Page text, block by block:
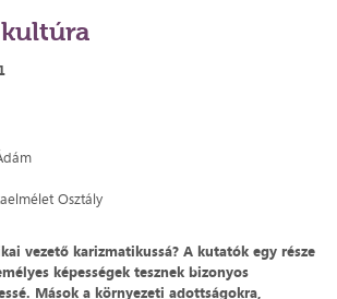
Osztály
vezető karizmatikussá? A kutatók egy része
képességek tesznek bizonyos
Mások a környezeti adottságokra,